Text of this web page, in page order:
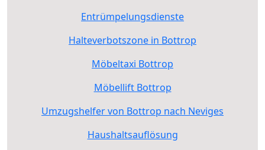
Entrümpelungsdienste
Halteverbotszone in Bottrop
Möbeltaxi Bottrop
Möbellift Bottrop
Umzugshelfer von Bottrop nach Neviges
Haushaltsauflösung